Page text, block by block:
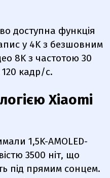
доступна функція
у 4K з безшовним
8K з частотою 30
кадр/с.
Xiaomi
1,5K-AMOLED-
3500 ніт, що
під прямим сонцем.